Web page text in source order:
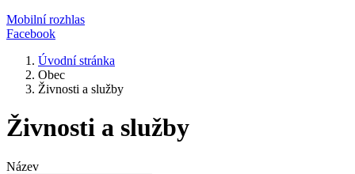
Mobilní rozhlas
Facebook
Úvodní stránka
Obec
Živnosti a služby
Živnosti a služby
Název